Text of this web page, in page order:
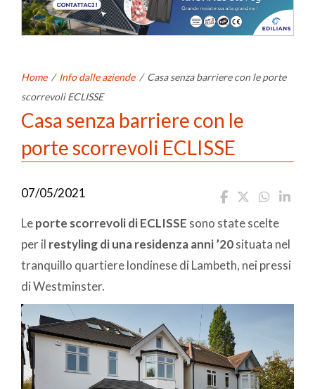
Home / Info dalle aziende / Casa senza barriere con le porte
scorrevoli ECLISSE
Casa senza barriere con le
porte scorrevoli ECLISSE
07/05/2021
Leporte scorrevoli di ECLISSE sono state scelte
per il restyling di una residenza anni ’20situata nel
tranquillo quartiere londinese di Lambeth, nei pressi
di Westminster.